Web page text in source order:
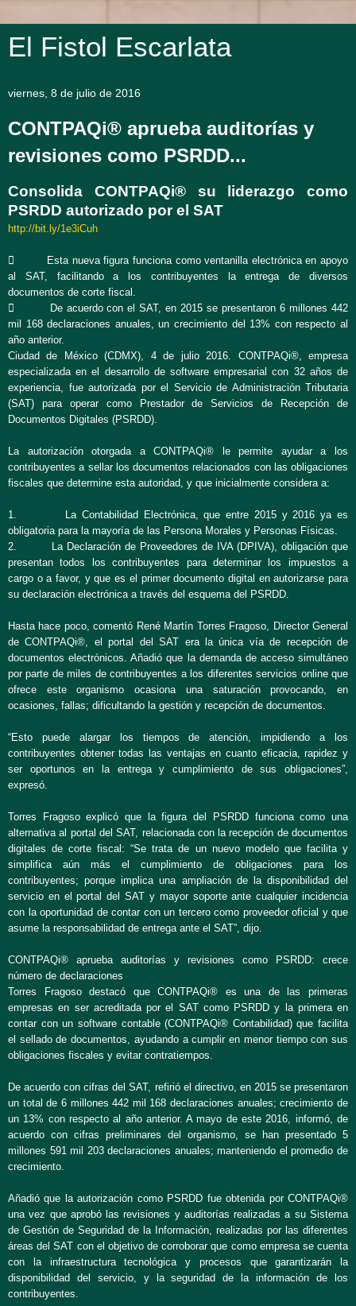
El Fistol Escarlata
viernes, 8 de julio de 2016
CONTPAQi® aprueba auditorías y
revisiones como PSRDD...
Consolida CONTPAQi® su liderazgo como
PSRDD autorizado por el SAT
http://bit.ly/1e3iCuh
 Esta nueva figura funciona como ventanilla electrónica en apoyo
al SAT, facilitando a los contribuyentes la entrega de diversos
documentos de corte fiscal.
 De acuerdo con el SAT, en 2015 se presentaron 6 millones 442
mil 168 declaraciones anuales, un crecimiento del 13% con respecto al
año anterior.
Ciudad de México (CDMX), 4 de julio 2016. CONTPAQi®, empresa
especializada en el desarrollo de software empresarial con 32 años de
experiencia, fue autorizada por el Servicio de Administración Tributaria
(SAT) para operar como Prestador de Servicios de Recepción de
Documentos Digitales (PSRDD).
La autorización otorgada a CONTPAQi® le permite ayudar a los
contribuyentes a sellar los documentos relacionados con las obligaciones
fiscales que determine esta autoridad, y que inicialmente considera a:
1. La Contabilidad Electrónica, que entre 2015 y 2016 ya es
obligatoria para la mayoría de las Persona Morales y Personas Físicas.
2. La Declaración de Proveedores de IVA (DPIVA), obligación que
presentan todos los contribuyentes para determinar los impuestos a
cargo o a favor, y que es el primer documento digital en autorizarse para
su declaración electrónica a través del esquema del PSRDD.
Hasta hace poco, comentó René Martín Torres Fragoso, Director General
de CONTPAQi®, el portal del SAT era la única vía de recepción de
documentos electrónicos. Añadió que la demanda de acceso simultáneo
por parte de miles de contribuyentes a los diferentes servicios online que
ofrece este organismo ocasiona una saturación provocando, en
ocasiones, fallas; dificultando la gestión y recepción de documentos.
“Esto puede alargar los tiempos de atención, impidiendo a los
contribuyentes obtener todas las ventajas en cuanto eficacia, rapidez y
ser oportunos en la entrega y cumplimiento de sus obligaciones”,
expresó.
Torres Fragoso explicó que la figura del PSRDD funciona como una
alternativa al portal del SAT, relacionada con la recepción de documentos
digitales de corte fiscal: “Se trata de un nuevo modelo que facilita y
simplifica aún más el cumplimiento de obligaciones para los
contribuyentes; porque implica una ampliación de la disponibilidad del
servicio en el portal del SAT y mayor soporte ante cualquier incidencia
con la oportunidad de contar con un tercero como proveedor oficial y que
asume la responsabilidad de entrega ante el SAT”, dijo.
CONTPAQi® aprueba auditorías y revisiones como PSRDD: crece
número de declaraciones
Torres Fragoso destacó que CONTPAQi® es una de las primeras
empresas en ser acreditada por el SAT como PSRDD y la primera en
contar con un software contable (CONTPAQi® Contabilidad) que facilita
el sellado de documentos, ayudando a cumplir en menor tiempo con sus
obligaciones fiscales y evitar contratiempos.
De acuerdo con cifras del SAT, refirió el directivo, en 2015 se presentaron
un total de 6 millones 442 mil 168 declaraciones anuales; crecimiento de
un 13% con respecto al año anterior. A mayo de este 2016, informó, de
acuerdo con cifras preliminares del organismo, se han presentado 5
millones 591 mil 203 declaraciones anuales; manteniendo el promedio de
crecimiento.
Añadió que la autorización como PSRDD fue obtenida por CONTPAQi®
una vez que aprobó las revisiones y auditorías realizadas a su Sistema
de Gestión de Seguridad de la Información, realizadas por las diferentes
áreas del SAT con el objetivo de corroborar que como empresa se cuenta
con la infraestructura tecnológica y procesos que garantizarán la
disponibilidad del servicio, y la seguridad de la información de los
contribuyentes.